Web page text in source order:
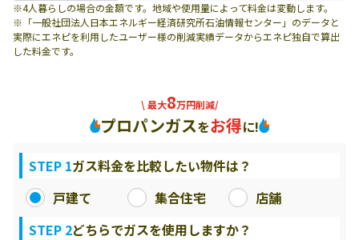
※4人暮らしの場合の金額です。地域や使用量によって料金は変動します。
※「一般社団法人日本エネルギー経済研究所石油情報センター」のデータと
実際にエネピを利用したユーザー様の削減実績データからエネピ独自で算出
した料金です。
\ 最大8万円削減/
プロパンガスをお得に!
STEP 1ガス料金を比較したい物件は？
戸建て
集合住宅
店舗
STEP 2どちらでガスを使用しますか？